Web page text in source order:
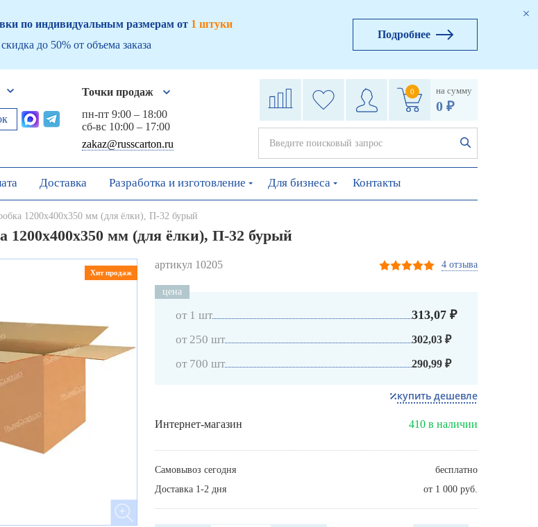
по индивидуальным размерам от 1 штуки
до 50% от объема заказа
Подробнее
Точки продаж
пн-пт 9:00 – 18:00
сб-вс 10:00 – 17:00
zakaz@russcarton.ru
0 на сумму
0 ₽
Доставка Разработка и изготовление Для бизнеса Контакты
1200х400х350 мм (для ёлки), П-32 бурый
1200х400х350 мм (для ёлки), П-32 бурый
Хит продаж
артикул 10205 4 отзыва
цена
от 1 шт 313,07 ₽
от 250 шт 302,03 ₽
от 700 шт 290,99 ₽
купить дешевле
Интернет-магазин 410 в наличии
Самовывоз сегодня
бесплатно
Доставка 1-2 дня
от 1 000 руб.